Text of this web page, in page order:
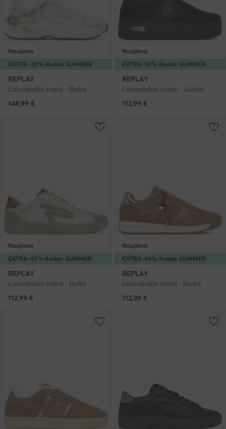
EXTRA -25% Kodas: SUMMER
Naujiena
REPLAY
Laisvalaikio batai · Balta
148,99 €
EXTRA -10% Kodas: SUMMER
Naujiena
REPLAY
Laisvalaikio batai · Juoda
112,99 €
EXTRA -10% Kodas: SUMMER
Naujiena
REPLAY
Laisvalaikio batai · Balta
112,99 €
EXTRA -10% Kodas: SUMMER
Naujiena
REPLAY
Laisvalaikio batai · Ruda
112,99 €